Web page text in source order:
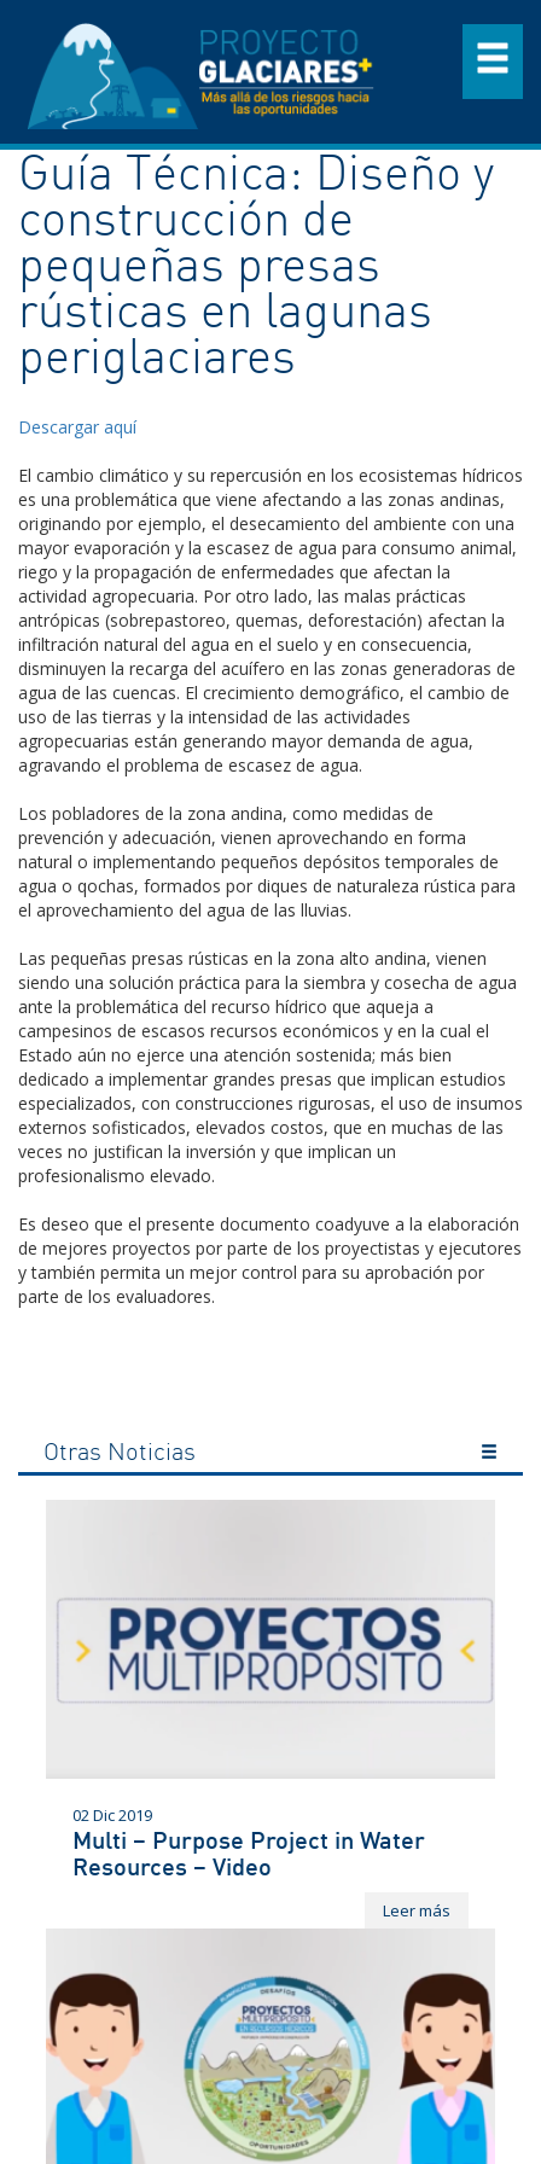
Guía Técnica: Diseño y
construcción de
pequeñas presas
rústicas en lagunas
periglaciares
Descargar aquí
El cambio climático y su repercusión en los ecosistemas hídricos
es una problemática que viene afectando a las zonas andinas,
originando por ejemplo, el desecamiento del ambiente con una
mayor evaporación y la escasez de agua para consumo animal,
riego y la propagación de enfermedades que afectan la
actividad agropecuaria. Por otro lado, las malas prácticas
antrópicas (sobrepastoreo, quemas, deforestación) afectan la
infiltración natural del agua en el suelo y en consecuencia,
disminuyen la recarga del acuífero en las zonas generadoras de
agua de las cuencas. El crecimiento demográfico, el cambio de
uso de las tierras y la intensidad de las actividades
agropecuarias están generando mayor demanda de agua,
agravando el problema de escasez de agua.
Los pobladores de la zona andina, como medidas de
prevención y adecuación, vienen aprovechando en forma
natural o implementando pequeños depósitos temporales de
agua o qochas, formados por diques de naturaleza rústica para
el aprovechamiento del agua de las lluvias.
Las pequeñas presas rústicas en la zona alto andina, vienen
siendo una solución práctica para la siembra y cosecha de agua
ante la problemática del recurso hídrico que aqueja a
campesinos de escasos recursos económicos y en la cual el
Estado aún no ejerce una atención sostenida; más bien
dedicado a implementar grandes presas que implican estudios
especializados, con construcciones rigurosas, el uso de insumos
externos sofisticados, elevados costos, que en muchas de las
veces no justifican la inversión y que implican un
profesionalismo elevado.
Es deseo que el presente documento coadyuve a la elaboración
de mejores proyectos por parte de los proyectistas y ejecutores
y también permita un mejor control para su aprobación por
parte de los evaluadores.
Otras Noticias
02 Dic 2019
Multi – Purpose Project in Water
Resources – Video
Leer más